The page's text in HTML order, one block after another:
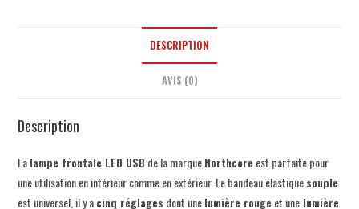
DESCRIPTION
AVIS (0)
Description
Lalampe frontale LED USB de la marqueNorthcore est parfaite pour
une utilisation en intérieur comme en extérieur. Le bandeau élastiquesouple
est universel, il y acinq réglages dont unelumière rouge et une lumière